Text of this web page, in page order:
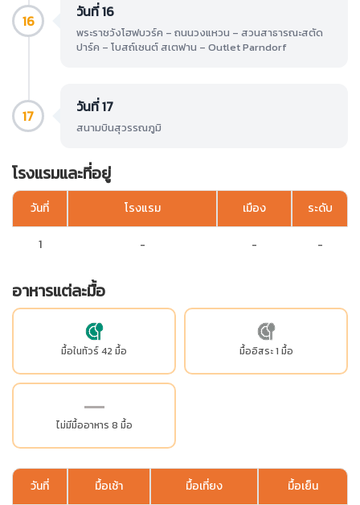
16 วันที่ 16
พระราชวังโฮฟบวร์ค – ถนนวงแหวน – สวนสาธารณะสตัด
ปาร์ค – โบสถ์เซนต์ สเตฟาน – Outlet Parndorf
17 วันที่ 17
สนามบินสุวรรณภูมิ
โรงแรมและที่อยู่
วันที่ โรงแรม เมือง ระดับ
1 - - -
อาหารแต่ละมื้อ
มื้อในทัวร์ 42 มื้อ มื้ออิสระ 1 มื้อ
ไม่มีมื้ออาหาร 8 มื้อ
วันที่ มื้อเช้า มื้อเที่ยง มื้อเย็น